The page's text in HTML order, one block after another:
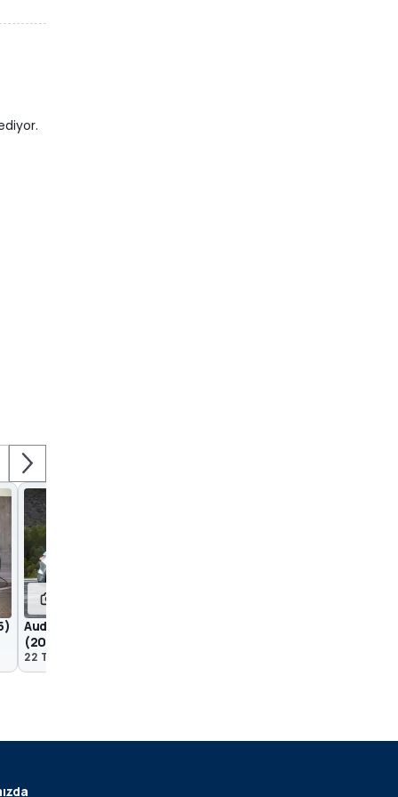
Audi A5 Avant (2024) vs. Audi A4 Avant
(2024)
22 Tem 2024